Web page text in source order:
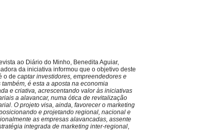
ao Diário do Minho, Benedita Aguiar,
da iniciativa informou que o objetivo deste
o decaptar investidores, empreendedores e
também, é esta a aposta na economia
e criativa, acrescentando valor às iniciativas
a alavancar, numa ótica de revitalização
.O projeto visa, ainda, favorecer o marketing
e projetando regional, nacional e
as empresas alavancadas, assente
integrada de marketing inter-regional,